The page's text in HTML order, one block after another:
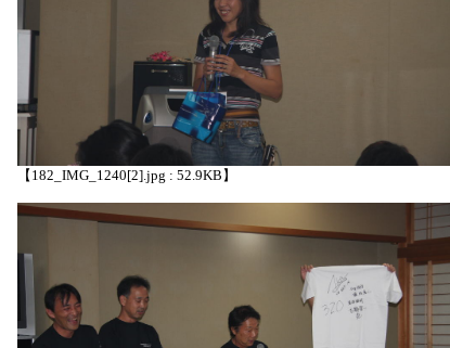
【182_IMG_1240[2].jpg : 52.9KB】